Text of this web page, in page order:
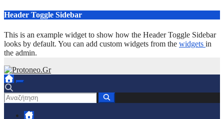
Μετάβαση
περιεχόμενο
Header Toggle Sidebar
This is an example widget to show how the Header Toggle Sidebar
looks by default. You can add custom widgets from the widgets in
the admin.